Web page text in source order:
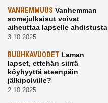
VANHEMMUUS Vanhemman
somejulkaisut voivat
aiheuttaa lapselle ahdistusta
3.10.2025
RUUHKAVUODET Laman
lapset, ettehän siirrä
köyhyyttä eteenpäin
jälkipolville?
2.10.2025